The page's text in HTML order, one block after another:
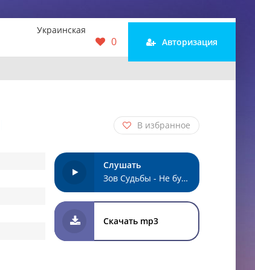
Украинская
0 Авторизация
В избранное
Слушать
Зов Судьбы - Не будите во мне зверя
Скачать mp3